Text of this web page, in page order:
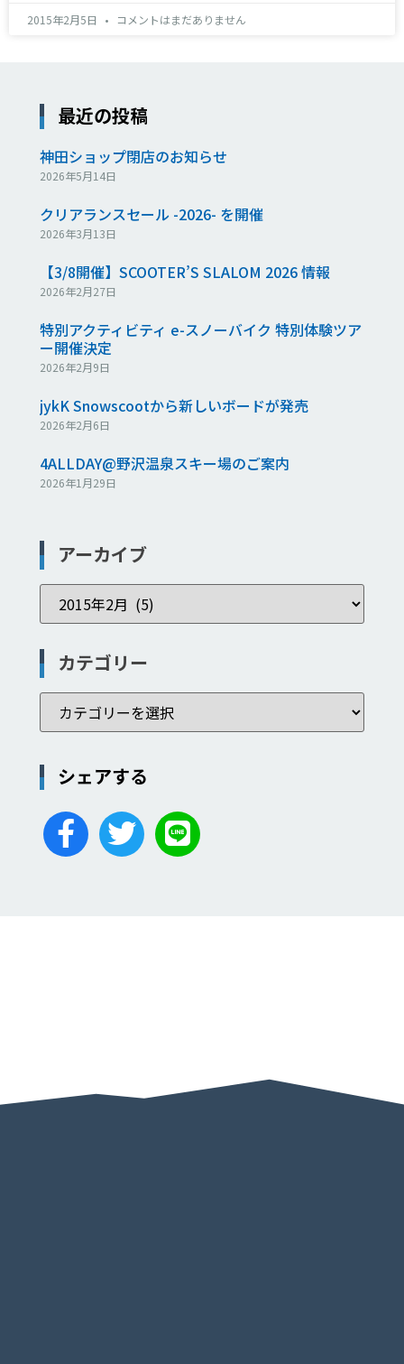
2015年2月5日 コメントはまだありません
最近の投稿
神田ショップ閉店のお知らせ
2026年5月14日
クリアランスセール -2026- を開催
2026年3月13日
【3/8開催】SCOOTER’S SLALOM 2026 情報
2026年2月27日
特別アクティビティ e-スノーバイク 特別体験ツア
ー開催決定
2026年2月9日
jykK Snowscootから新しいボードが発売
2026年2月6日
4ALLDAY@野沢温泉スキー場のご案内
2026年1月29日
アーカイブ
カテゴリー
シェアする